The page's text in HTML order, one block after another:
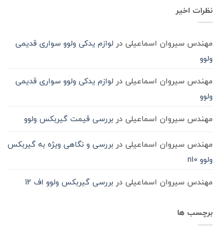
حمل‌ونقل
گیربکس
ماشیننظرات اخیر
مهندس سیروان اسماعیلی در لوازم یدکی ولوو سواری قدیمی
ولوو
مهندس سیروان اسماعیلی در لوازم یدکی ولوو سواری قدیمی
ولوو
مهندس سیروان اسماعیلی در بررسی قیمت گیربکس ولوو
مهندس سیروان اسماعیلی در بررسی و نگاهی ویژه به گیربکس
ولوو n10
مهندس سیروان اسماعیلی در بررسی گیربکس ولوو اف 12
برچسب ها